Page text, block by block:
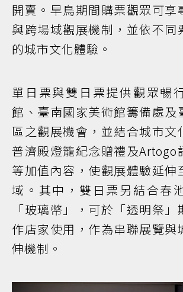
開賣。早鳥期間購票觀眾可享
與跨場域觀展機制，並依不同
的城市文化體驗。
單日票與雙日票提供觀眾暢
館、臺南國家美術館籌備處及
區之觀展機會，並結合城市文
普濟殿燈籠紀念贈禮及Artogo
等加值內容，使觀展體驗延伸
域。其中，雙日票另結合春
「玻璃幣」，可於「透明祭
作店家使用，作為串聯展覽與
伸機制。